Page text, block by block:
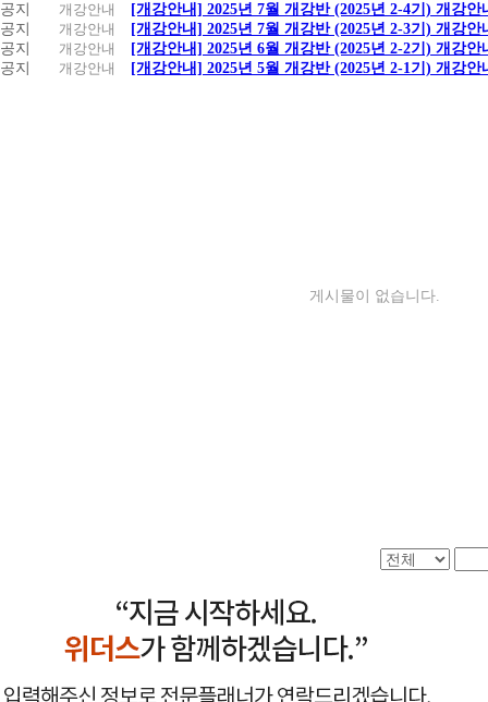
공지
개강안내
[개강안내] 2025년 7월 개강반 (2025년 2-4기) 개강안
공지
개강안내
[개강안내] 2025년 7월 개강반 (2025년 2-3기) 개강안
공지
개강안내
[개강안내] 2025년 6월 개강반 (2025년 2-2기) 개강안
공지
개강안내 [개강안내] 2025년 5월 개강반 (2025년 2-1기) 개강안
게시물이 없습니다.